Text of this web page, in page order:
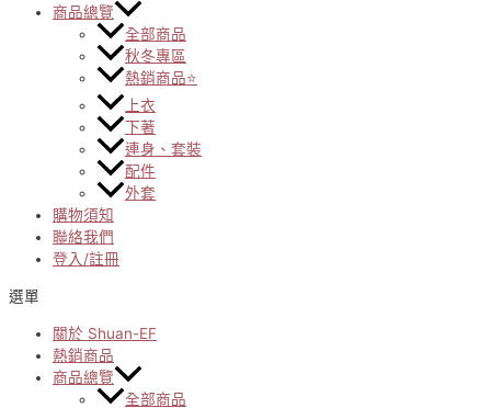
商品總覽
全部商品
秋冬專區
熱銷商品⭐
上衣
下著
連身、套裝
配件
外套
購物須知
聯絡我們
登入/註冊
選單
關於 Shuan-EF
熱銷商品
商品總覽
全部商品